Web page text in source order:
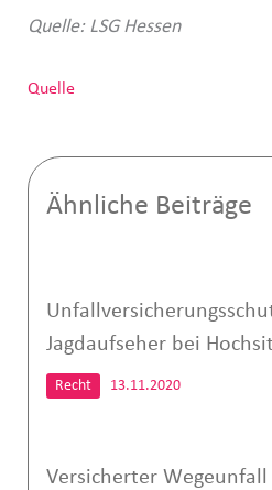
Quelle: LSG Hessen
Quelle
Ähnliche Beiträge
Jagdaufseher bei
Recht 13.11.2020
Versicherter Wegeunfall